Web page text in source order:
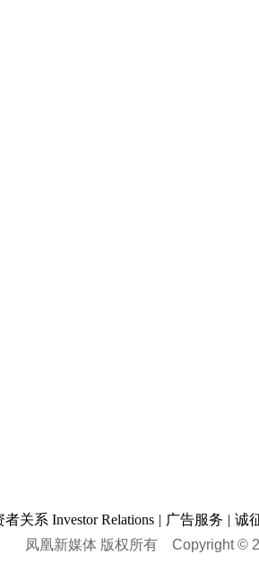
者关系 Investor Relations | 广告服务 | 诚
凤凰新媒体 版权所有 Copyright ©